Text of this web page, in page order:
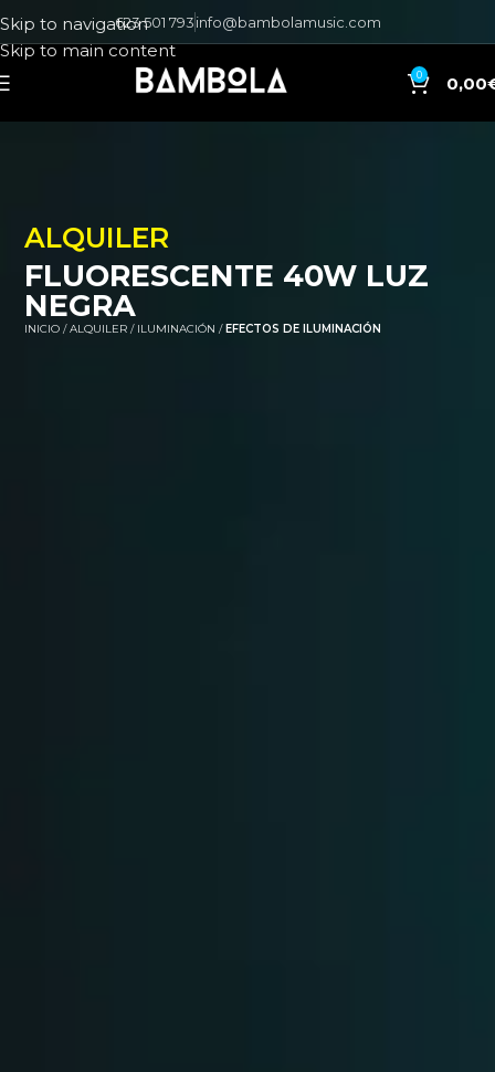
Skip to navigation
Skip to main content
623 501 793info@bambolamusic.com
0 0,00
ALQUILER
FLUORESCENTE 40W LUZ
NEGRA
INICIO ALQUILER ILUMINACIÓN EFECTOS DE ILUMINACIÓN